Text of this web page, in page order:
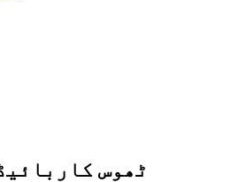
ٹھوس